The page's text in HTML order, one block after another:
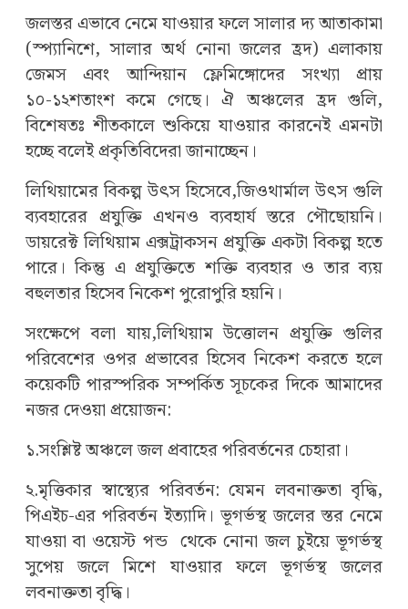
জলস্তর এভাবে নেমে যাওয়ার ফলে সালার দ্য আতাকামা
(স্প্যানিশে, সালার অর্থ নোনা জলের হ্রদ) এলাকায়
জেমস এবং আন্দিয়ান ফ্লেমিঙ্গোদের সংখ্যা প্রায়
১০-১২শতাংশ কমে গেছে। ঐ অঞ্চলের হ্রদ গুলি,
বিশেষতঃ শীতকালে শুকিয়ে যাওয়ার কারনেই এমনটা
হচ্ছে বলেই প্রকৃতিবিদেরা জানাচ্ছেন।
লিথিয়ামের বিকল্প উৎস হিসেবে,জিওথার্মাল উৎস গুলি
ব্যবহারের প্রযুক্তি এখনও ব্যবহার্য স্তরে পৌছোয়নি।
ডায়রেক্ট লিথিয়াম এক্সট্রাকসন প্রযুক্তি একটা বিকল্প হতে
পারে। কিন্তু এ প্রযুক্তিতে শক্তি ব্যবহার ও তার ব্যয়
বহুলতার হিসেব নিকেশ পুরোপুরি হয়নি।
সংক্ষেপে বলা যায়,লিথিয়াম উত্তোলন প্রযুক্তি গুলির
পরিবেশের ওপর প্রভাবের হিসেব নিকেশ করতে হলে
কয়েকটি পারস্পরিক সম্পর্কিত সূচকের দিকে আমাদের
নজর দেওয়া প্রয়োজন:
১.সংশ্লিষ্ট অঞ্চলে জল প্রবাহের পরিবর্তনের চেহারা।
২.মৃত্তিকার স্বাস্থ্যের পরিবর্তন: যেমন লবনাক্ততা বৃদ্ধি,
পিএইচ-এর পরিবর্তন ইত্যাদি। ভূগর্ভস্থ জলের স্তর নেমে
যাওয়া বা ওয়েস্ট পন্ড থেকে নোনা জল চুইয়ে ভূগর্ভস্থ
সুপেয় জলে মিশে যাওয়ার ফলে ভূগর্ভস্থ জলের
লবনাক্ততা বৃদ্ধি।